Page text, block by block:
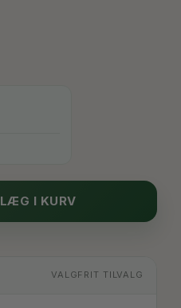
LÆG I KURV
VALGFRIT TILVALG